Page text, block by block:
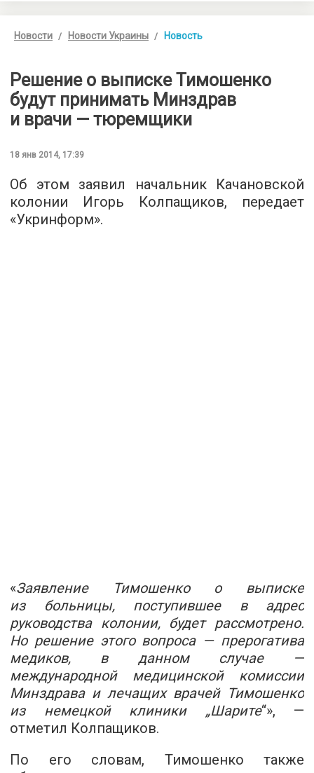
Новости Новости Украины Новость
Решение о выписке Тимошенко
будут принимать Минздрав
и врачи — тюремщики
18 янв 2014, 17:39
Об этом заявил начальник Качановской
колонии Игорь Колпащиков, передает
«Укринформ».
«Заявление Тимошенко о выписке
из больницы, поступившее в адрес
руководства колонии, будет рассмотрено.
Но решение этого вопроса — прерогатива
медиков, в данном случае —
международной медицинской комиссии
Минздрава и лечащих врачей Тимошенко
из немецкой клиники „Шарите“», —
отметил Колпащиков.
По его словам, Тимошенко также